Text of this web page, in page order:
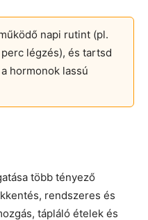
napi rutint (pl.
légzés), és tartsd
hormonok lassú
több tényező
rendszeres és
tápláló ételek és